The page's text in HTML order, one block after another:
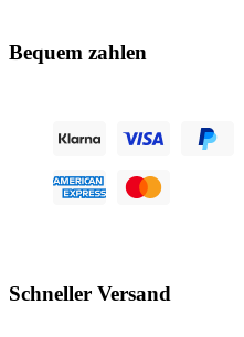
Bequem zahlen
Schneller Versand